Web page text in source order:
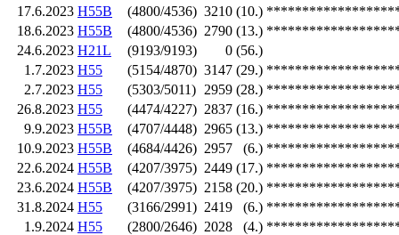
17.6.2023 H55B (4800/4536) 3210 (10.)
18.6.2023 H55B (4800/4536) 2790 (13.)
24.6.2023 H21L (9193/9193) 0 (56.)
1.7.2023 H55 (5154/4870) 3147 (29.)
2.7.2023 H55 (5303/5011) 2959 (28.)
26.8.2023 H55 (4474/4227) 2837 (16.)
9.9.2023 H55B (4707/4448) 2965 (13.)
10.9.2023 H55B (4684/4426) 2957 (6.)
22.6.2024 H55B (4207/3975) 2449 (17.)
23.6.2024 H55B (4207/3975) 2158 (20.)
31.8.2024 H55 (3166/2991) 2419 (6.)
1.9.2024 H55 (2800/2646) 2028 (4.)